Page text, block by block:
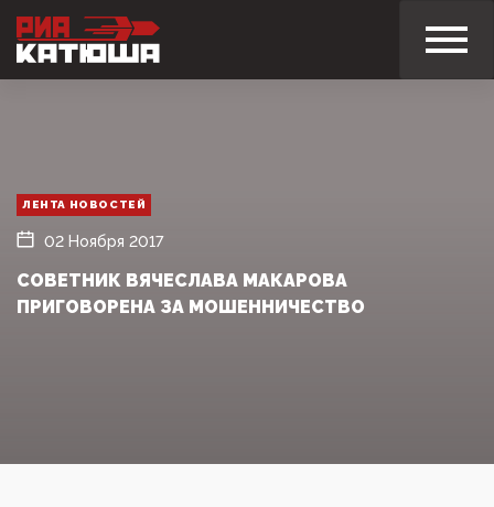
ЛЕНТА НОВОСТЕЙ
02 Ноября 2017
СОВЕТНИК ВЯЧЕСЛАВА МАКАРОВА
ПРИГОВОРЕНА ЗА МОШЕННИЧЕСТВО